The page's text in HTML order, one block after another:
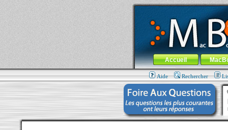
MacBook-fr.com : 100% Apple... 100%
Aller au contenu-Aller au menu
Menu général
Accueil
Aide Rechercher